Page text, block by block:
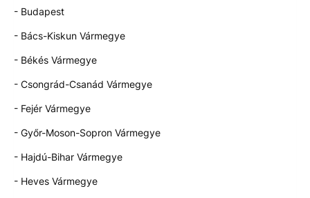
- Budapest
- Bács-Kiskun Vármegye
- Békés Vármegye
- Csongrád-Csanád Vármegye
- Fejér Vármegye
- Győr-Moson-Sopron Vármegye
- Hajdú-Bihar Vármegye
- Heves Vármegye